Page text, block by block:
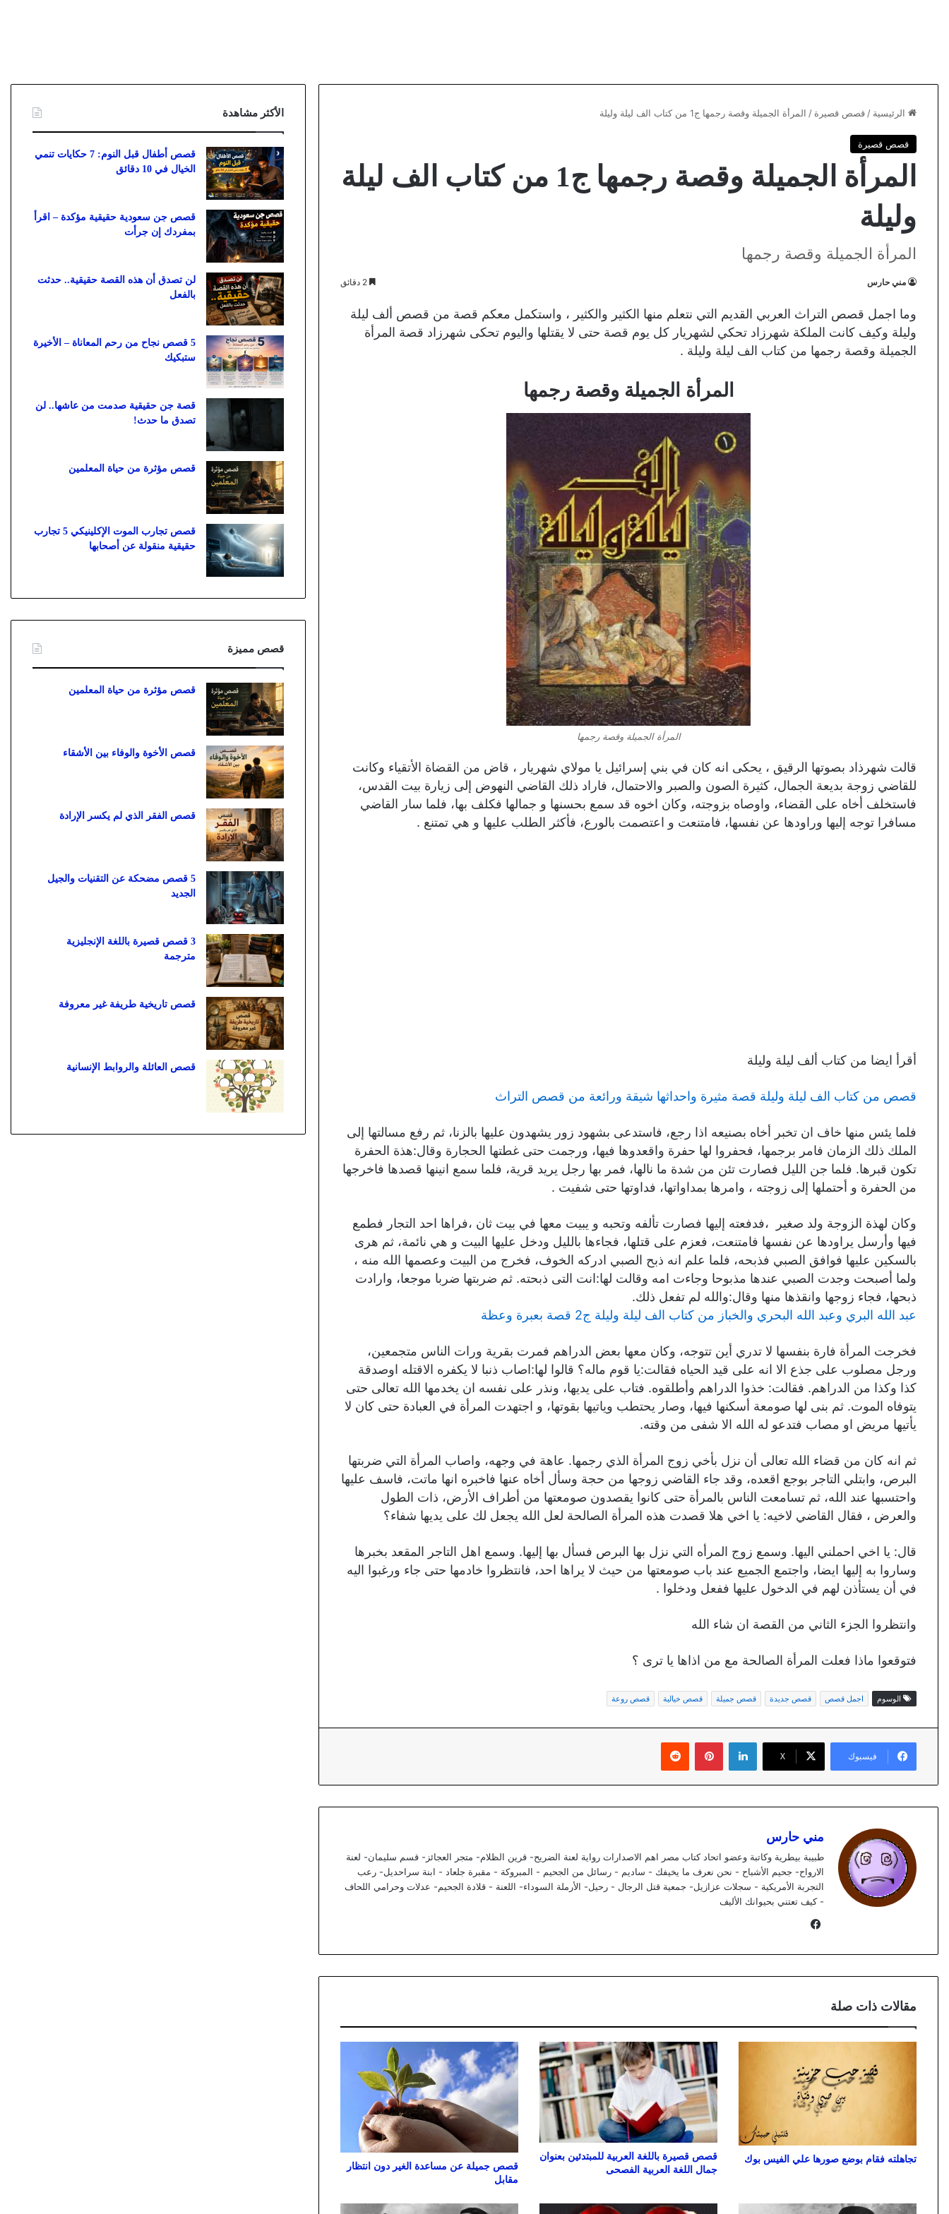
الرئيسية / قصص قصيرة / المرأة الجميلة وقصة رجمها ج1 من كتاب الف ليلة وليلة
قصص قصيرة
المرأة الجميلة وقصة رجمها ج1 من كتاب الف ليلة
وليلة
المرأة الجميلة وقصة رجمها
مني حارس
وما اجمل قصص التراث العربي القديم التي نتعلم منها الكثير والكثير ، واستكمل معكم قصة من قصص ألف ليلة
وليلة وكيف كانت الملكة شهرزاد تحكي لشهريار كل يوم قصة حتى لا يقتلها واليوم تحكى شهرزاد قصة المرأة
الجميلة وقصة رجمها من كتاب الف ليلة وليلة .
المرأة الجميلة وقصة رجمها
المرأة الجميلة وقصة رجمها
قالت شهرذاد بصوتها الرقيق ، يحكى انه كان في بني إسرائيل يا مولاي شهريار ، قاض من القضاة الأتقياء وكانت
للقاضي زوجة بديعة الجمال، كثيرة الصون والصبر والاحتمال، فاراد ذلك القاضي النهوض إلى زيارة بيت القدس،
فاستخلف أخاه على القضاء، واوصاه بزوجته، وكان اخوه قد سمع بحسنها و جمالها فكلف بها، فلما سار القاضي
مسافرا توجه إليها وراودها عن نفسها، فامتنعت و اعتصمت بالورع، فأكثر الطلب عليها و هي تمتنع .
أقرأ ايضا من كتاب ألف ليلة وليلة
قصص من كتاب الف ليلة وليلة قصة مثيرة واحداثها شيقة ورائعة من قصص التراث
فلما يئس منها خاف ان تخبر أخاه بصنيعه اذا رجع، فاستدعى بشهود زور يشهدون عليها بالزنا، ثم رفع مسالتها إلى
الملك ذلك الزمان فامر برجمها، فحفروا لها حفرة واقعدوها فيها، ورجمت حتى غطتها الحجارة وقال:هذة الحفرة
تكون قبرها. فلما جن الليل فصارت تئن من شدة ما نالها، فمر بها رجل يريد قرية، فلما سمع انينها قصدها فاخرجها
من الحفرة و أحتملها إلى زوجته ، وامرها بمداواتها، فداوتها حتى شفيت .
وكان لهذة الزوجة ولد صغير ،فدفعته إليها فصارت تألفه وتحبه و يبيت معها في بيت ثان ،فراها احد التجار فطمع
فيها وأرسل يراودها عن نفسها فامتنعت، فعزم على قتلها، فجاءها بالليل ودخل عليها البيت و هي نائمة، ثم هرى
بالسكين عليها فوافق الصبي فذبحه، فلما علم انه ذبح الصبي ادركه الخوف، فخرج من البيت وعصمها الله منه ،
ولما أصبحت وجدت الصبي عندها مذبوحا وجاءت امه وقالت لها:انت التى ذبحته. ثم ضربتها ضربا موجعا، وارادت
ذبحها، فجاء زوجها وانقذها منها وقال:والله لم تفعل ذلك.
عبد الله البري وعبد الله البحري والخباز من كتاب الف ليلة وليلة ج2 قصة بعبرة وعظة
فخرجت المرأة فارة بنفسها لا تدري أين تتوجه، وكان معها بعض الدراهم فمرت بقرية ورات الناس متجمعين،
ورجل مصلوب على جذع الا انه على قيد الحياه فقالت:يا قوم ماله؟ قالوا لها:اصاب ذنبا لا يكفره الاقتله اوصدقة
كذا وكذا من الدراهم. فقالت: خذوا الدراهم وأطلقوه. فتاب على يديها، ونذر على نفسه ان يخدمها الله تعالى حتى
يتوفاه الموت. ثم بنى لها صومعة أسكنها فيها، وصار يحتطب وياتيها بقوتها، و اجتهدت المرأة في العبادة حتى كان لا
يأتيها مريض او مصاب فتدعو له الله الا شفى من وقته.
ثم انه كان من قضاء الله تعالى أن نزل بأخي زوج المرأة الذي رجمها. عاهة في وجهه، واصاب المرأة التي ضربتها
البرص، وابتلي التاجر بوجع اقعده، وقد جاء القاضي زوجها من حجة وسأل أخاه عنها فاخبره انها ماتت، فاسف عليها
واحتسبها عند الله، ثم تسامعت الناس بالمرأة حتى كانوا يقصدون صومعتها من أطراف الأرض، ذات الطول
والعرض ، فقال القاضي لاخيه: يا اخي هلا قصدت هذه المرأة الصالحة لعل الله يجعل لك على يديها شفاء؟
قال: يا اخي احملني اليها. وسمع زوج المرأه التي نزل بها البرص فسأل بها إليها. وسمع اهل التاجر المقعد بخبرها
وساروا به إليها ايضا، واجتمع الجميع عند باب صومعتها من حيث لا يراها احد، فانتظروا خادمها حتى جاء ورغبوا اليه
في أن يستأذن لهم في الدخول عليها ففعل ودخلوا .
وانتظروا الجزء الثاني من القصة ان شاء الله
فتوقعوا ماذا فعلت المرأة الصالحة مع من اذاها يا ترى ؟
الوسوم اجمل قصص قصص جديدة قصص جميلة قصص خيالية قصص روعة
فيسبوك X
لينكدإن بينتيريست
مني حارس
طبيبة بيطرية وكاتبة وعضو اتحاد كتاب مصر اهم الاصدارات رواية لعنة الضريح- قرين الظلام- متجر العجائز- قسم سليمان- لعنة
الارواح- جحيم الأشباح - نحن نعرف ما يخيفك - ساديم - رسائل من الجحيم - المبروكة - مقبرة جلعاد - ابنة سراحديل- رعب
التجربة الأمريكية - سجلات عزازيل- جمعية قتل الرجال - رحيل- الأرملة السوداء- اللعنة - قلادة الجحيم- عدلات وحرامي اللحاف
- كيف تعتني بحيوانك الأليف
مقالات ذات صلة
تجاهلته فقام بوضع صورها علي الفيس بوك
قصص قصيرة باللغة العربية للمبتدئين بعنوان
جمال اللغة العربية الفصحى
قصص جميلة عن مساعدة الغير دون انتظار
مقابل
الأكثر مشاهدة
قصص أطفال قبل النوم: 7 حكايات تنمي
الخيال في 10 دقائق
قصص جن سعودية حقيقية مؤكدة – اقرأ
بمفردك إن جرأت
لن تصدق أن هذه القصة حقيقية.. حدثت
بالفعل
5 قصص نجاح من رحم المعاناة – الأخيرة
ستبكيك
قصة جن حقيقية صدمت من عاشها.. لن
تصدق ما حدث!
قصص مؤثرة من حياة المعلمين
قصص تجارب الموت الإكلينيكي 5 تجارب
حقيقية منقولة عن أصحابها
قصص مميزة
قصص مؤثرة من حياة المعلمين
قصص الأخوة والوفاء بين الأشقاء
قصص الفقر الذي لم يكسر الإرادة
5 قصص مضحكة عن التقنيات والجيل
الجديد
3 قصص قصيرة باللغة الإنجليزية
مترجمة
قصص تاريخية طريفة غير معروفة
قصص العائلة والروابط الإنسانية